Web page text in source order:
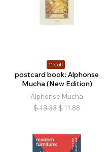
11% off
postcard book: Alphonse
Mucha (New Edition)
Alphonse Mucha
$ 13.33 $ 11.88